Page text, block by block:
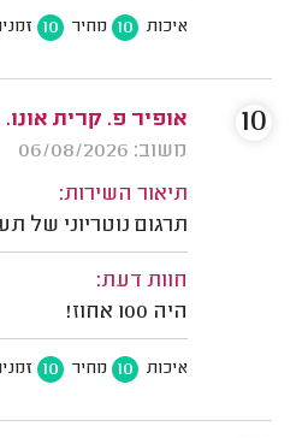
איכות 10 מחיר 10
אופיר פ. קרית אונו.
משוב: 06/08/2026
תיאור השירות:
תרגום נוטריוני של
חוות דעת:
היה 100 אחוז!
איכות 10 מחיר 10
10